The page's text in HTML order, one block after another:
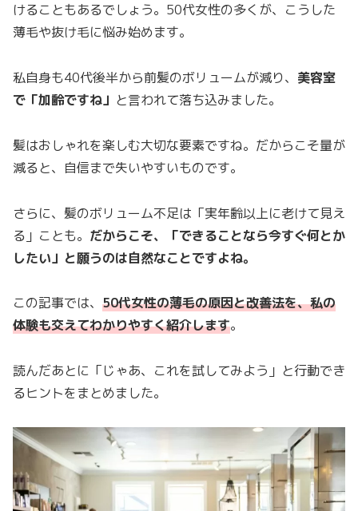
けることもあるでしょう。50代女性の多くが、こうした
薄毛や抜け毛に悩み始めます。
私自身も40代後半から前髪のボリュームが減り、 美容室
で「加齢ですね」 と言われて落ち込みました。
髪はおしゃれを楽しむ大切な要素ですね。だからこそ量が
減ると、自信まで失いやすいものです。
さらに、髪のボリューム不足は「実年齢以上に老けて見え
る」ことも。 だからこそ、「できることなら今すぐ何とか
したい」と願うのは自然なことですよね。
この記事では、 50代女性の薄毛の原因と改善法を、私の
体験も交えてわかりやすく紹介します。
読んだあとに「じゃあ、これを試してみよう」と行動でき
るヒントをまとめました。